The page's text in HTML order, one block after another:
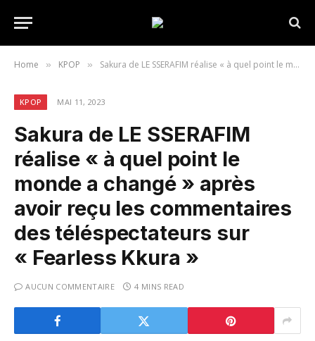
Home » KPOP » Sakura de LE SSERAFIM réalise « à quel point le monde a changé » après avoir reçu les commentaires des téléspectateurs sur « Fearless Kkura »
KPOP MAI 11, 2023
Sakura de LE SSERAFIM
réalise « à quel point le
monde a changé » après
avoir reçu les commentaires
des téléspectateurs sur
« Fearless Kkura »
AUCUN COMMENTAIRE 4 MINS READ